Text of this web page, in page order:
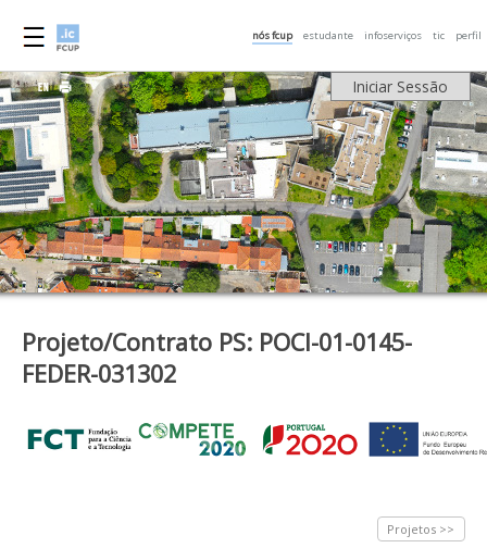
nós fcup estudante infoserviços tic perfil
Iniciar Sessão
Projeto/Contrato PS: POCI-01-0145-
FEDER-031302
Projetos >>